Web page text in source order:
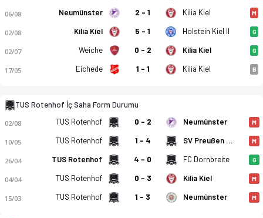
TUS Rotenhof - FC Kilia Kiel 1-1 bitti. Gol anları, kadro,
06/08 Neumünster 2 - 1 Kilia Kiel M
02/08 Kilia Kiel 5 - 1 Holstein Kiel II G
02/07 Weiche 0 - 2 Kilia Kiel G
17/05 Eichede 1 - 1 Kilia Kiel B
TUS Rotenhof İç Saha Form Durumu
02/08 TUS Rotenhof 0 - 2 Neumünster M
10/05 TUS Rotenhof 1 - 4 SV Preußen 09 Reinfeld M
26/04 TUS Rotenhof 4 - 0 FC Dornbreite G
04/04 TUS Rotenhof 0 - 3 Kilia Kiel M
15/03 TUS Rotenhof 1 - 3 Neumünster M